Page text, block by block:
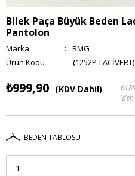
Bilek Paça Büyük Beden
Pantolon
Marka :
RMG
(1252P-LACİVERT)
₺999,90 (KDV Dahil)
BEDEN TABLOSU